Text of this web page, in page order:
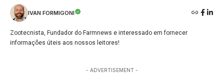
IVAN FORMIGONI
Zootecnista, Fundador do Farmnews e interessado em fornecer
informações úteis aos nossos leitores!
- ADVERTISEMENT -